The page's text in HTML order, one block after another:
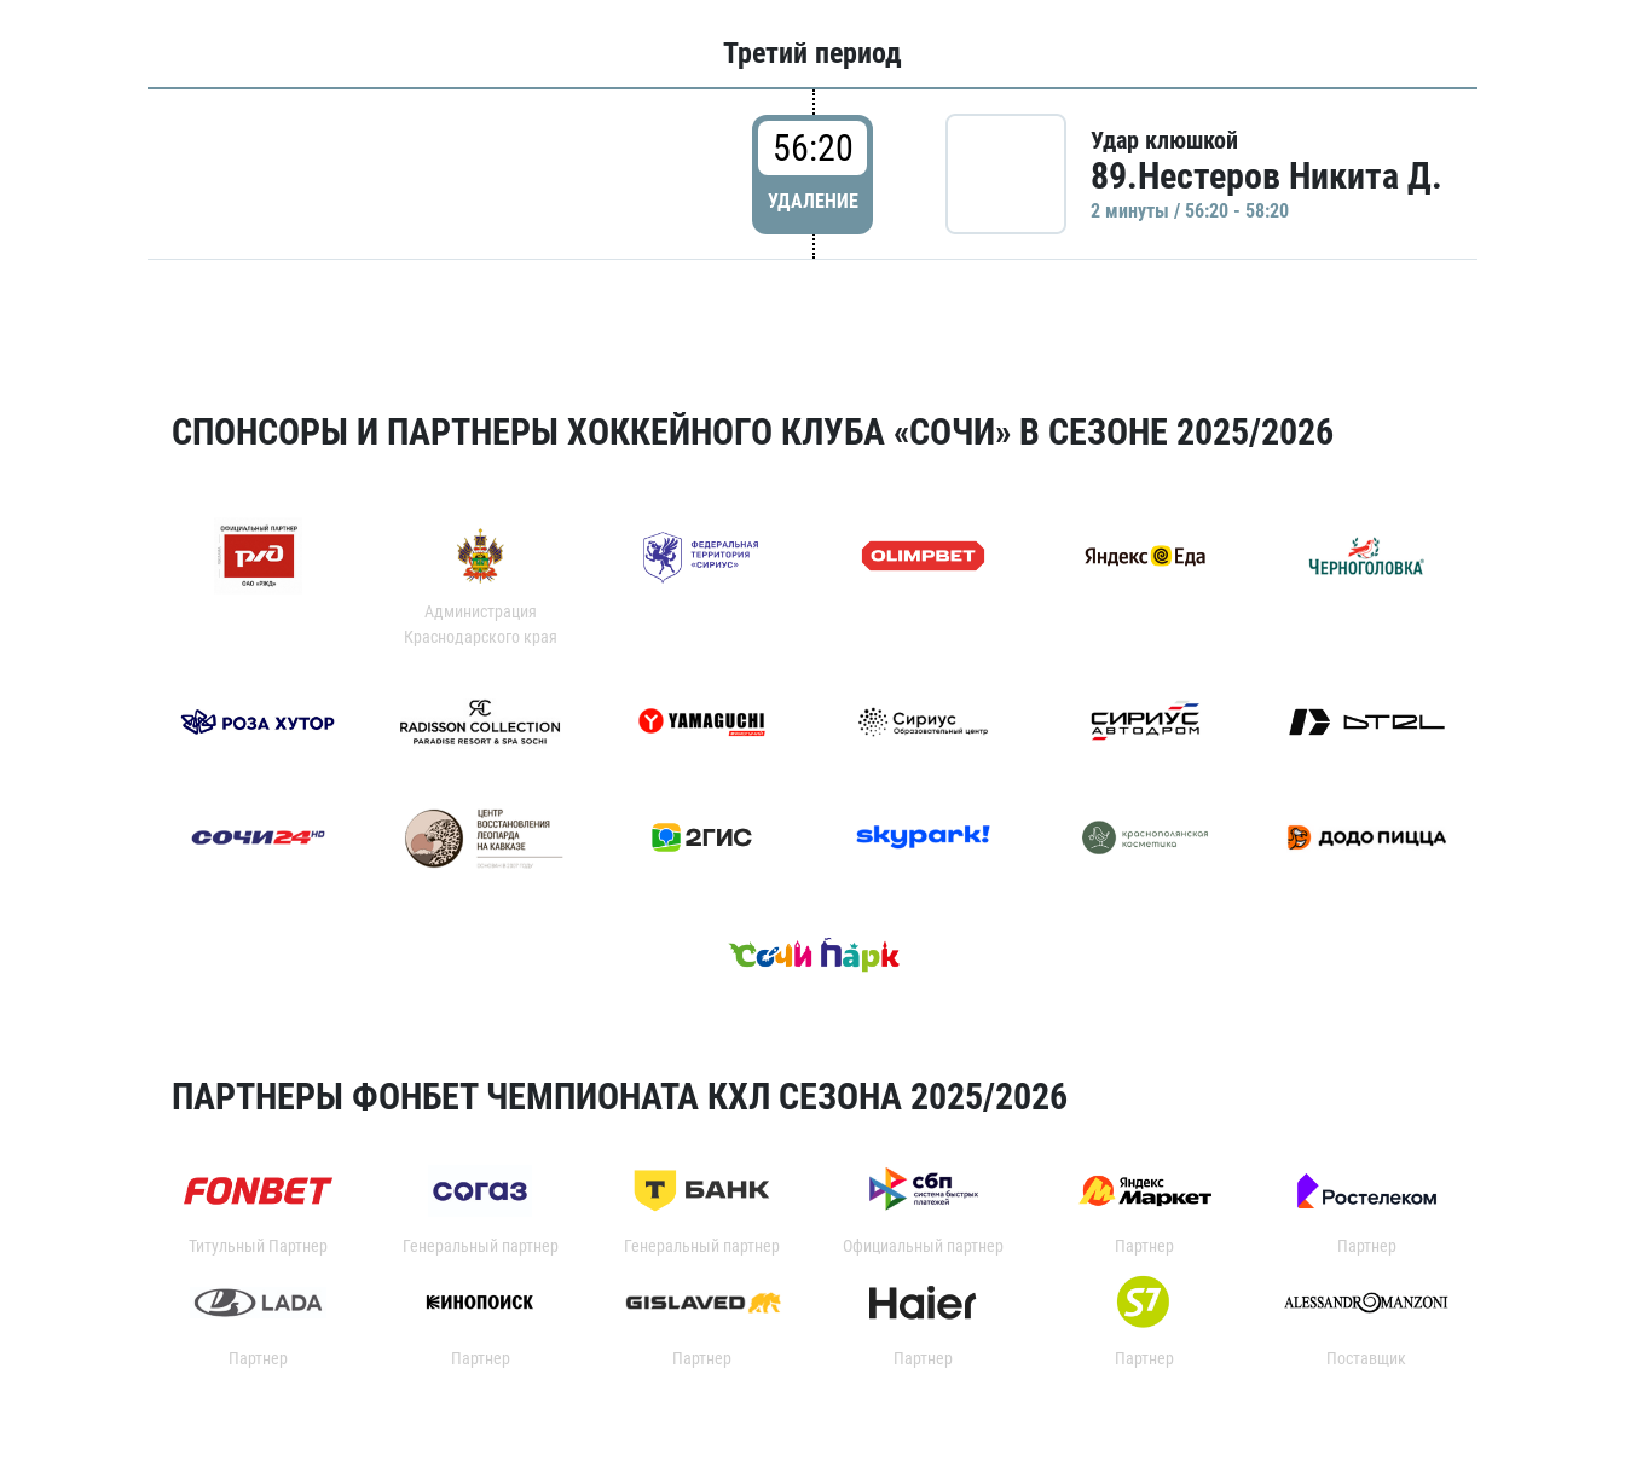
Третий период
56:20
УДАЛЕНИЕ
Удар клюшкой
89.Нестеров Никита Д.
2 минуты / 56:20 - 58:20
СПОНСОРЫ И ПАРТНЕРЫ ХОККЕЙНОГО КЛУБА «СОЧИ» В СЕЗОНЕ 2025/2026
Администрация
Краснодарского края
ПАРТНЕРЫ ФОНБЕТ ЧЕМПИОНАТА КХЛ СЕЗОНА 2025/2026
Титульный Партнер Генеральный партнер Генеральный партнер Официальный партнер Партнер Партнер
Партнер Партнер Партнер Партнер Партнер Поставщик